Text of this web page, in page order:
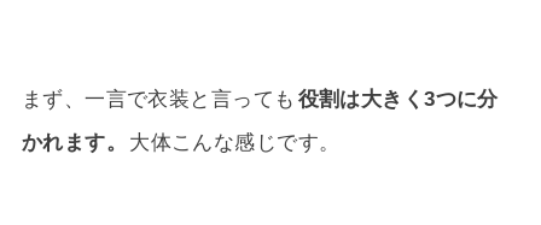
まず、一言で衣装と言っても 役割は大きく3つに分
かれます。
大体こんな感じです。